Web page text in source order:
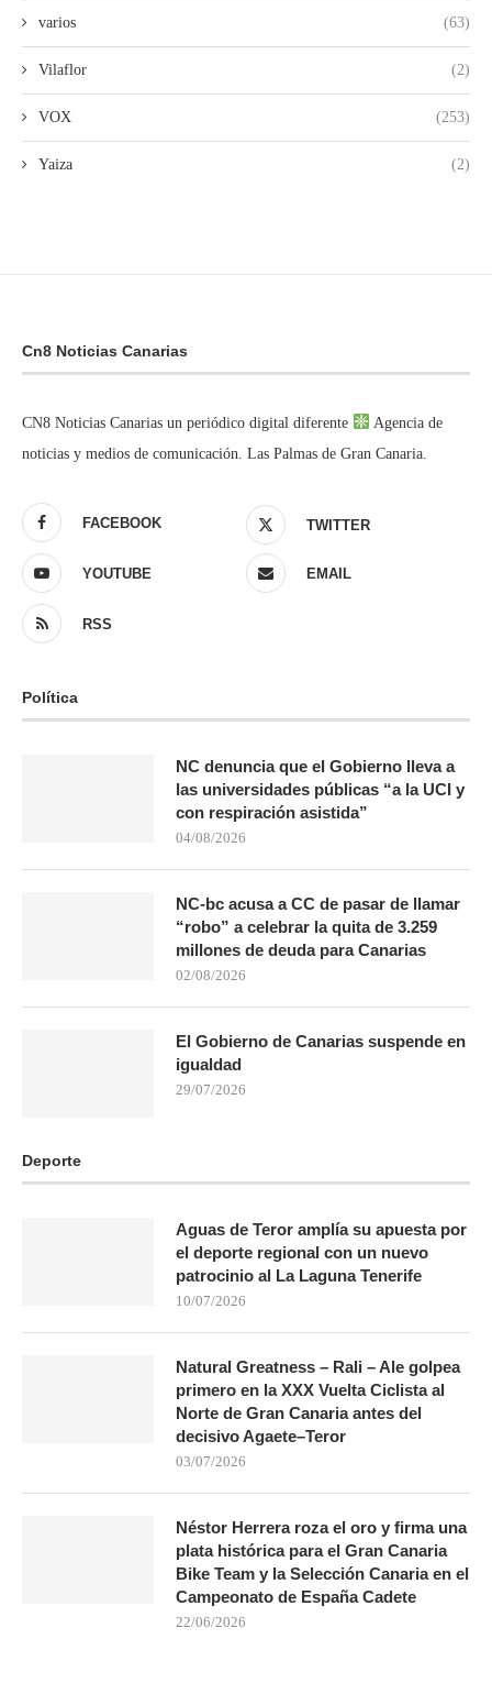
varios (63)
Vilaflor (2)
VOX (253)
Yaiza (2)
Cn8 Noticias Canarias
CN8 Noticias Canarias un periódico digital diferente
Agencia de
noticias y medios de comunicación. Las Palmas de Gran Canaria.
FACEBOOK TWITTER
YOUTUBE EMAIL
RSS
Política
NC denuncia que el Gobierno lleva a
las universidades públicas “a la UCI y
con respiración asistida”
04/08/2026
NC-bc acusa a CC de pasar de llamar
“robo” a celebrar la quita de 3.259
millones de deuda para Canarias
02/08/2026
El Gobierno de Canarias suspende en
igualdad
29/07/2026
Deporte
Aguas de Teror amplía su apuesta por
el deporte regional con un nuevo
patrocinio al La Laguna Tenerife
10/07/2026
Natural Greatness – Rali – Ale golpea
primero en la XXX Vuelta Ciclista al
Norte de Gran Canaria antes del
decisivo Agaete–Teror
03/07/2026
Néstor Herrera roza el oro y firma una
plata histórica para el Gran Canaria
Bike Team y la Selección Canaria en el
Campeonato de España Cadete
22/06/2026